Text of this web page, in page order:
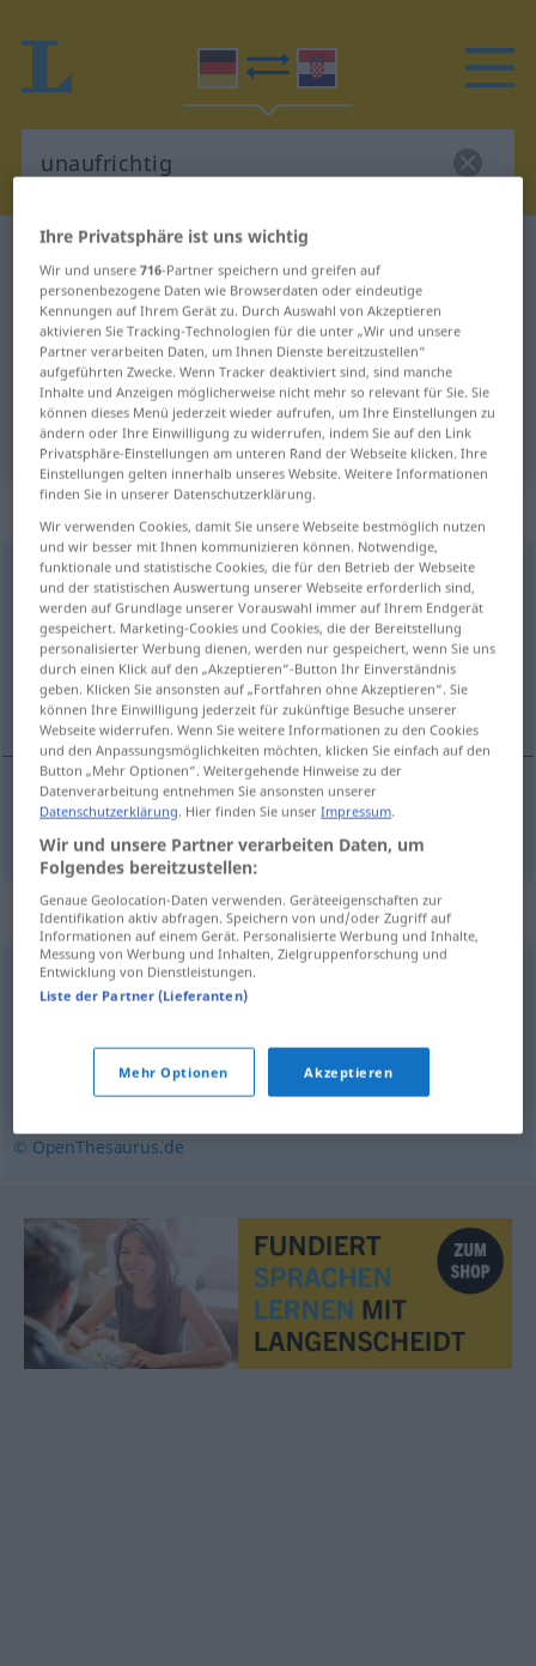
Deutsch-Kroatisch Wörterbuch
Deutsch-Kroatisch Übersetzung für
"unaufrichtig"
"unaufrichtig" Kroatisch
Übersetzung
„unaufrichtig“: Adjektiv
unaufrichtigadj
Übersicht aller Übersetzungen
(Für mehr Details die Übersetzung anklicken/antippen)
neiskren
neiskren unaufrichtig
Synonyme für "unaufrichtig"
bigott,scheinheilig (Hauptform)
unredlich,unlauter,verlogen,unehrlich,falsch (ugs.)
© OpenThesaurus.de
Ihre Privatsphäre ist uns wichtig
Wir und unsere716-Partner speichern und greifen auf
personenbezogene Daten wie Browserdaten oder eindeutige
Kennungen auf Ihrem Gerät zu. Durch Auswahl von Akzeptieren
aktivieren Sie Tracking-Technologien für die unter „Wir und unsere
Partner verarbeiten Daten, um Ihnen Dienste bereitzustellen“
aufgeführten Zwecke. Wenn Tracker deaktiviert sind, sind manche
Inhalte und Anzeigen möglicherweise nicht mehr so relevant für Sie. Sie
können dieses Menü jederzeit wieder aufrufen, um Ihre Einstellungen zu
ändern oder Ihre Einwilligung zu widerrufen, indem Sie auf den Link
Privatsphäre-Einstellungen am unteren Rand der Webseite klicken. Ihre
Einstellungen gelten innerhalb unseres Website. Weitere Informationen
finden Sie in unserer Datenschutzerklärung.
Wir verwenden Cookies, damit Sie unsere Webseite bestmöglich nutzen
und wir besser mit Ihnen kommunizieren können. Notwendige,
funktionale und statistische Cookies, die für den Betrieb der Webseite
und der statistischen Auswertung unserer Webseite erforderlich sind,
werden auf Grundlage unserer Vorauswahl immer auf Ihrem Endgerät
gespeichert. Marketing-Cookies und Cookies, die der Bereitstellung
personalisierter Werbung dienen, werden nur gespeichert, wenn Sie uns
durch einen Klick auf den „Akzeptieren“-Button Ihr Einverständnis
geben. Klicken Sie ansonsten auf „Fortfahren ohne Akzeptieren“. Sie
können Ihre Einwilligung jederzeit für zukünftige Besuche unserer
Webseite widerrufen. Wenn Sie weitere Informationen zu den Cookies
und den Anpassungsmöglichkeiten möchten, klicken Sie einfach auf den
Button „Mehr Optionen“. Weitergehende Hinweise zu der
Datenverarbeitung entnehmen Sie ansonsten unserer
Datenschutzerklärung. Hier finden Sie unserImpressum.
Wir und unsere Partner verarbeiten Daten, um
Folgendes bereitzustellen:
Genaue Geolocation-Daten verwenden. Geräteeigenschaften zur
Identifikation aktiv abfragen. Speichern von und/oder Zugriff auf
Informationen auf einem Gerät. Personalisierte Werbung und Inhalte,
Messung von Werbung und Inhalten, Zielgruppenforschung und
Entwicklung von Dienstleistungen.
Liste der Partner (Lieferanten)
Mehr Optionen Akzeptieren